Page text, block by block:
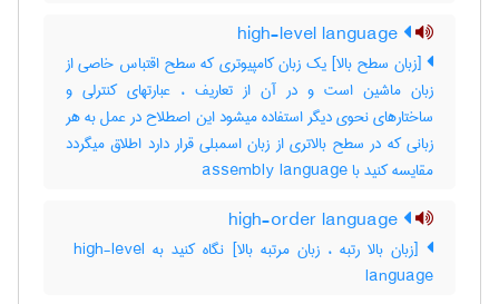
[زبان سطح بالا] یک زبان کامپیوتری که سطح اقتباس خاصی از
زبان ماشین است و در آن از تعاریف ، عبارتهای کنترلی و
ساختارهای نحوی دیگر استفاده میشود این اصطلاح در عمل به هر
زبانی که در سطح بالاتری از زبان اسمبلی قرار دارد اطلاق میگردد
مقایسه کنید با ‎ assembly language
[زبان بالا رتبه ، زبان مرتبه بالا] نگاه کنید به ‎ high-level
language